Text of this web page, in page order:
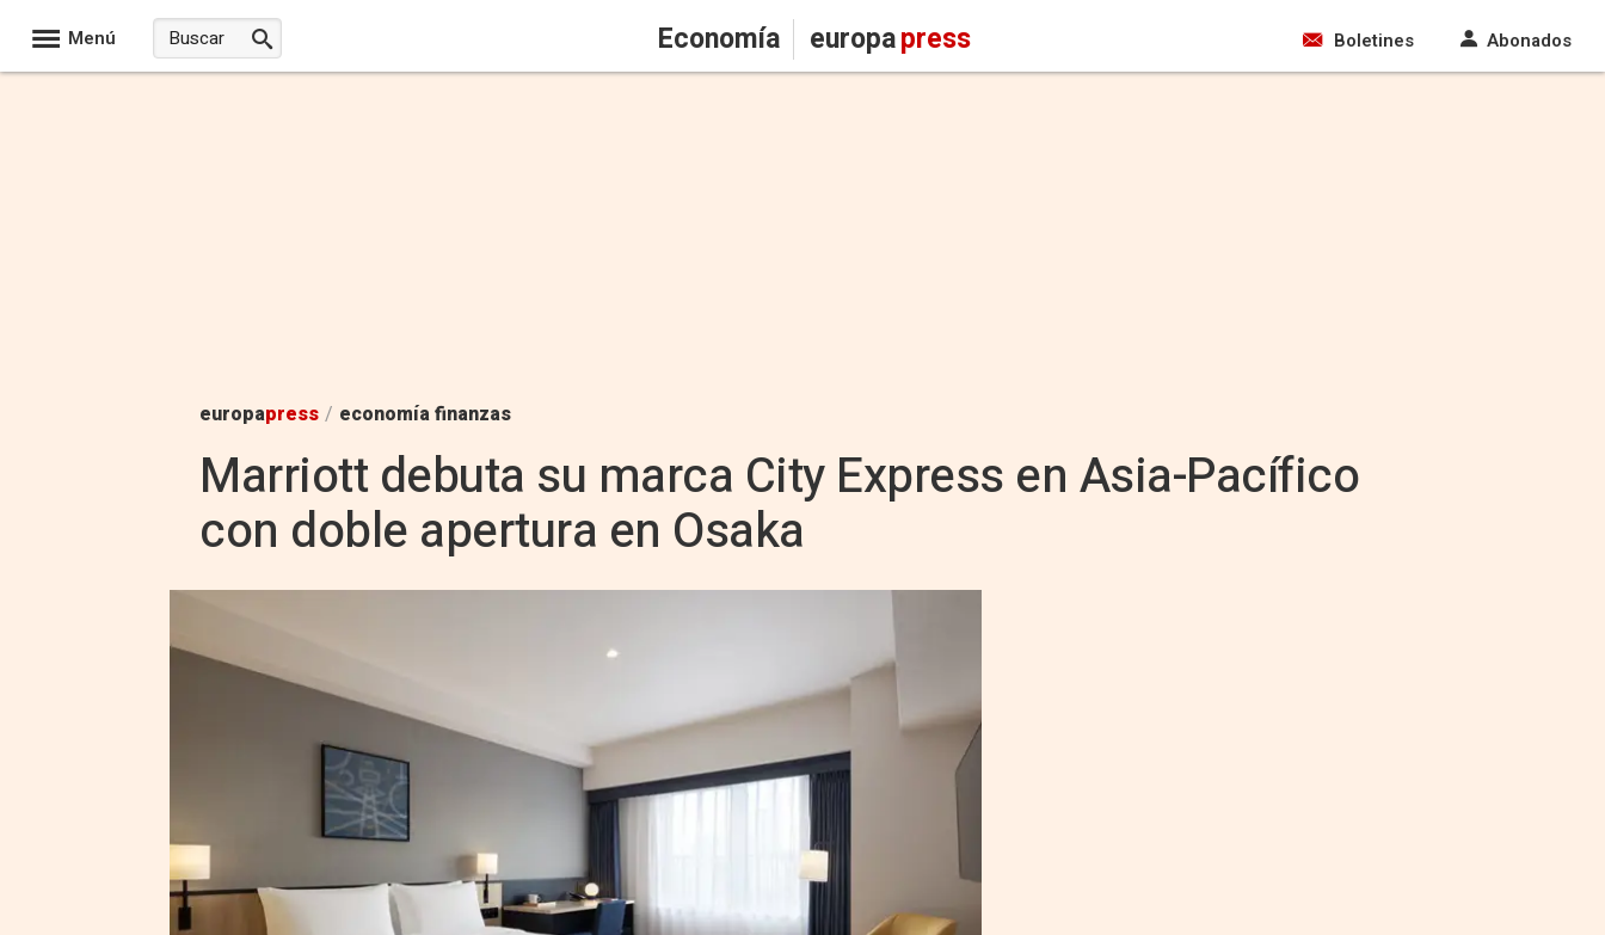
Menú Economía europapress Boletines Abonados
europapress / economía finanzas
Marriott debuta su marca City Express en Asia-Pacífico
con doble apertura en Osaka